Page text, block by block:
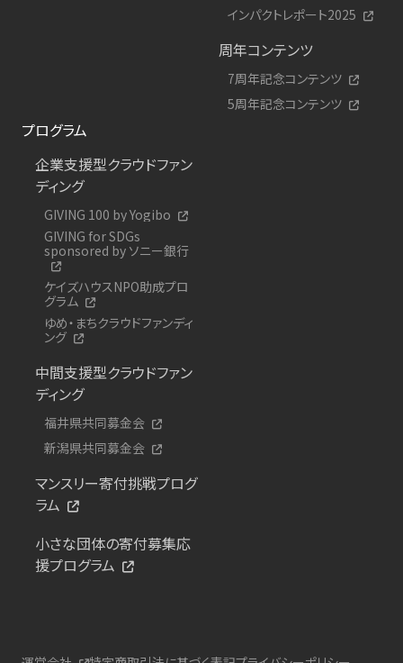
インパクトレポート2025
周年コンテンツ
7周年記念コンテンツ
5周年記念コンテンツ
プログラム
企業支援型クラウドファン
ディング
GIVING 100 by Yogibo
GIVING for SDGs
sponsored by ソニー銀行
ケイズハウスNPO助成プロ
グラム
ゆめ・まちクラウドファンディ
ング
中間支援型クラウドファン
ディング
福井県共同募金会
新潟県共同募金会
マンスリー寄付挑戦プログ
ラム
小さな団体の寄付募集応
援プログラム